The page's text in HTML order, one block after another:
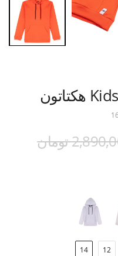
تومان
12
14